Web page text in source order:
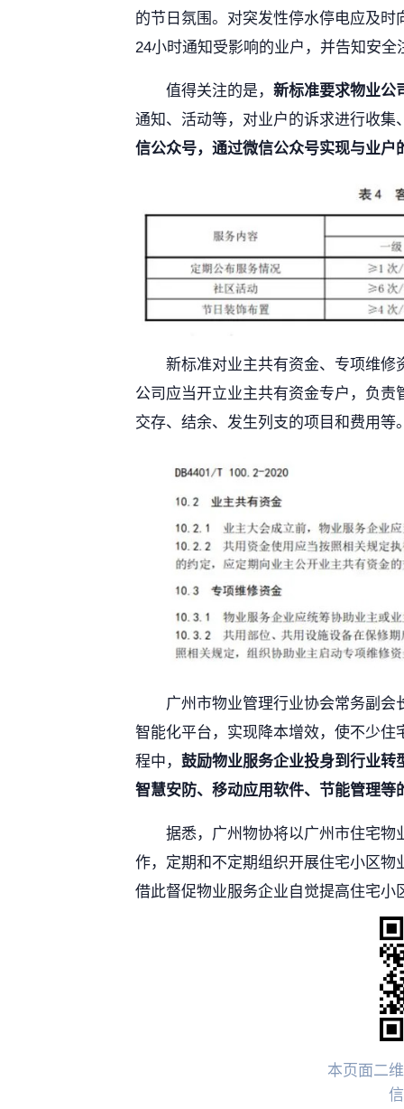
的节日氛围。对突发性停水停电应及
24小时通知受影响的业户，并告知安
值得关注的是， 新标准要求物业公
通知、活动等，对业户的诉求进行收
信公众号，通过微信公众号实现与业户
新标准对业主共有资金、专项维
公司应当开立业主共有资金专户，负
交存、结余、发生列支的项目和费用等
广州市物业管理行业协会常务副
智能化平台，实现降本增效，使不少
程中， 鼓励物业服务企业投身到行业转
智慧安防、移动应用软件、节能管理
据悉，广州物协将以广州市住宅
作，定期和不定期组织开展住宅小区
借此督促物业服务企业自觉提高住宅小
本页面二